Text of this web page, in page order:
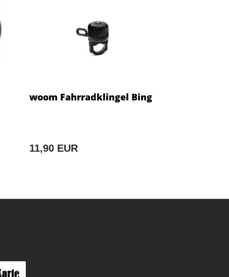
woom Fahrradklingel Bing
11,90 EUR